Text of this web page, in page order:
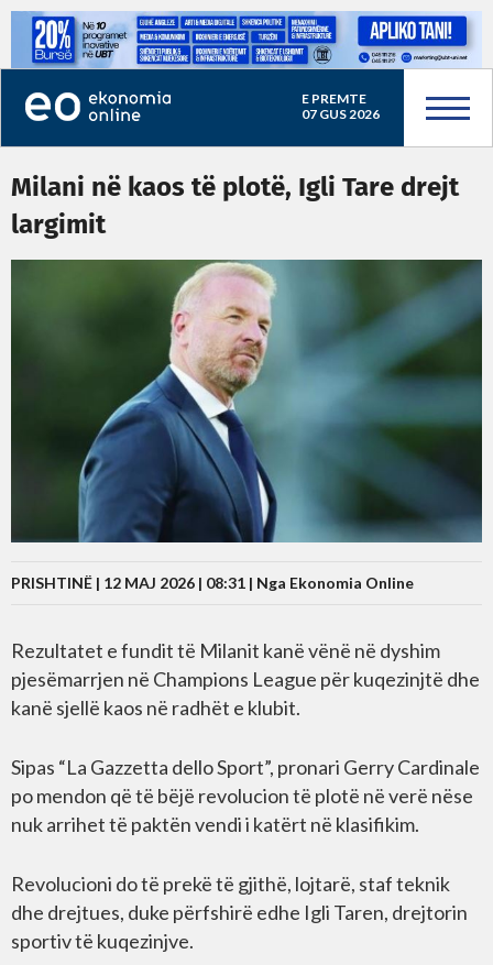
E PREMTE
07 GUS 2026
Milani në kaos të plotë, Igli Tare drejt
largimit
PRISHTINË | 12 MAJ 2026 | 08:31 | Nga Ekonomia Online
Rezultatet e fundit të Milanit kanë vënë në dyshim
pjesëmarrjen në Champions League për kuqezinjtë dhe
kanë sjellë kaos në radhët e klubit.
Sipas “La Gazzetta dello Sport”, pronari Gerry Cardinale
po mendon që të bëjë revolucion të plotë në verë nëse
nuk arrihet të paktën vendi i katërt në klasifikim.
Revolucioni do të prekë të gjithë, lojtarë, staf teknik
dhe drejtues, duke përfshirë edhe Igli Taren, drejtorin
sportiv të kuqezinjve.